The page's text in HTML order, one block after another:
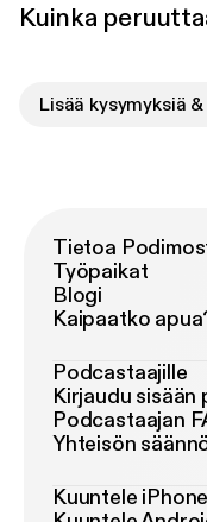
Kuinka
Lisää kysymyksiä
Tietoa
Työpaikat
Blogi
Kaipaatko
Podcastaajille
Kirjaudu
Podcastaajan
Yhteisön
Kuuntele